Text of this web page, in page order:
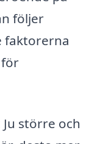
följer
faktorerna
Ju större och